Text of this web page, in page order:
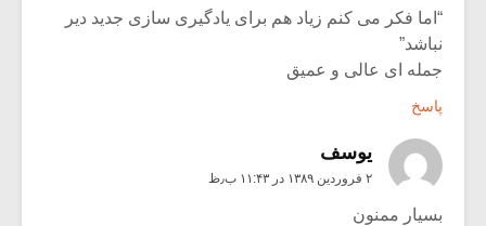
“اما فکر می کنم زیاد هم برای یادگیری سازی جدید دیر
نباشد”
جمله ای عالی و عمیق
پاسخ
یوسف
۲ فروردین ۱۳۸۹ در ۱۱:۴۳ ب٫ظ
بسیار ممنون